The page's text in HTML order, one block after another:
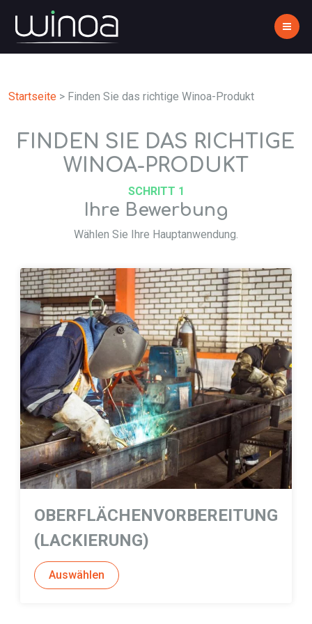
Startseite > Finden Sie das richtige Winoa-Produkt
FINDEN SIE DAS RICHTIGE
WINOA-PRODUKT
SCHRITT 1
Ihre Bewerbung
Wählen Sie Ihre Hauptanwendung.
OBERFLÄCHENVORBEREITUNG
(LACKIERUNG)
Auswählen